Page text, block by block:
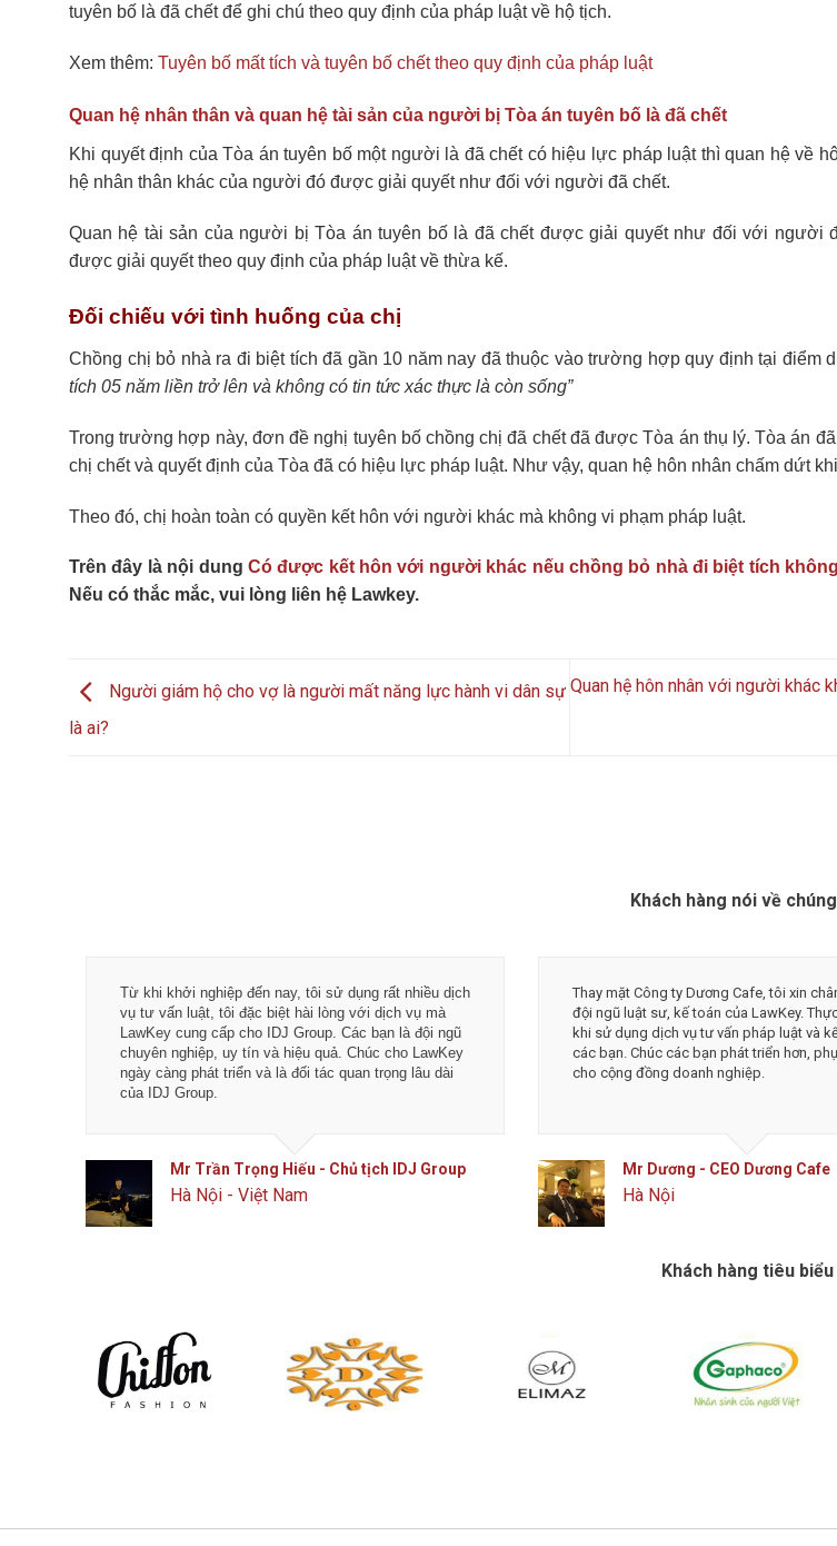
tuyên bố là đã chết để ghi chú theo quy định của pháp luật về hộ tịch.
Xem thêm: Tuyên bố mất tích và tuyên bố chết theo quy định của pháp luật
Quan hệ nhân thân và quan hệ tài sản của người bị Tòa án tuyên bố là đã chết
Khi quyết định của Tòa án tuyên bố một người là đã chết có hiệu lực pháp luật thì quan hệ về
hệ nhân thân khác của người đó được giải quyết như đối với người đã chết.
Quan hệ tài sản của người bị Tòa án tuyên bố là đã chết được giải quyết như đối với người
được giải quyết theo quy định của pháp luật về thừa kế.
Đối chiếu với tình huống của chị
Chồng chị bỏ nhà ra đi biệt tích đã gần 10 năm nay đã thuộc vào trường hợp quy định tại điểm
tích 05 năm liền trở lên và không có tin tức xác thực là còn sống”
Trong trường hợp này, đơn đề nghị tuyên bố chồng chị đã chết đã được Tòa án thụ lý. Tòa án
chị chết và quyết định của Tòa đã có hiệu lực pháp luật. Như vậy, quan hệ hôn nhân chấm dứt
Theo đó, chị hoàn toàn có quyền kết hôn với người khác mà không vi phạm pháp luật.
Trên đây là nội dung Có được kết hôn với người khác nếu chồng bỏ nhà đi biệt tích
Nếu có thắc mắc, vui lòng liên hệ Lawkey.
Người giám hộ cho vợ là người mất năng lực hành vi dân sự
là ai?
Quan hệ hôn nhân với người khác
Khách hàng nói về
đã trải nghiệm nhiều dịch vụ luật sư trong quá trình
doanh của mình, nhưng thực sự an tâm và hài
khi làm bắt đầu làm việc với các bạn LawKey: Các
trẻ làm việc rất Nhanh - Chuẩn - Chính xác - Hiệu
- Đáng tin cậy. Chúc các bạn phát triển hơn nữa.
Mr Tiến - Founder & CEO SATC JSC
Ba Đình, Hà Nội
Tôi rất hài lòng về chất lượng dịch vụ tại LawKey -
Chìa khóa pháp luật. Các bạn là đội ngũ luật sư,
chuyên gia kế toán và tư vấn viên nhiệt thành, đầy bản
lĩnh với nghề nghiệp.
Chúc các bạn phát đạt hơn nữa
trong tương lai.
Anh Toản - CTO Công ty CP công nghệ phân
phối Flanet
Đống Đa, Hà Nội
Khách hàng tiêu biểu